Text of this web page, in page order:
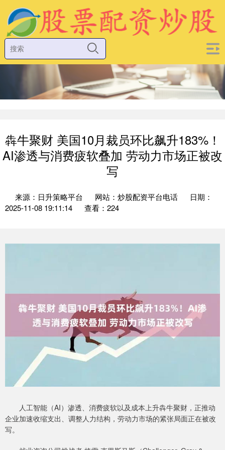
犇牛聚财 美国10月裁员环比飙升183%！
AI渗透与消费疲软叠加 劳动力市场正被改
写
来源：日升策略平台 网站：炒股配资平台电话
日期：
2025-11-08 19:11:14
查看：224
人工智能（AI）渗透、消费疲软以及成本上升犇牛聚财，正推动
企业加速收缩支出、调整人力结构，劳动力市场的紧张局面正在被改
写。